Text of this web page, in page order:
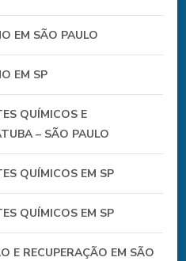
EM SÃO PAULO
EM SP
QUÍMICOS E
– SÃO PAULO
QUÍMICOS EM SP
QUÍMICOS EM SP
E RECUPERAÇÃO EM SÃO